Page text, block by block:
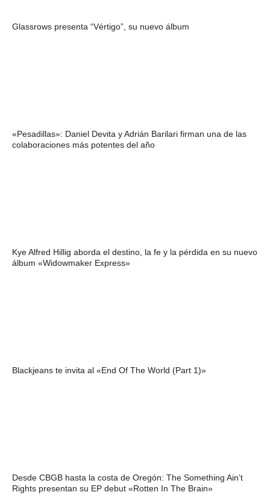
Glassrows presenta “Vértigo”, su nuevo álbum
«Pesadillas»: Daniel Devita y Adrián Barilari firman una de las
colaboraciones más potentes del año
Kye Alfred Hillig aborda el destino, la fe y la pérdida en su nuevo
álbum «Widowmaker Express»
Blackjeans te invita al «End Of The World (Part 1)»
Desde CBGB hasta la costa de Oregón: The Something Ain’t
Rights presentan su EP debut «Rotten In The Brain»